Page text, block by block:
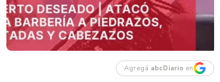
Agregá abcDiario en